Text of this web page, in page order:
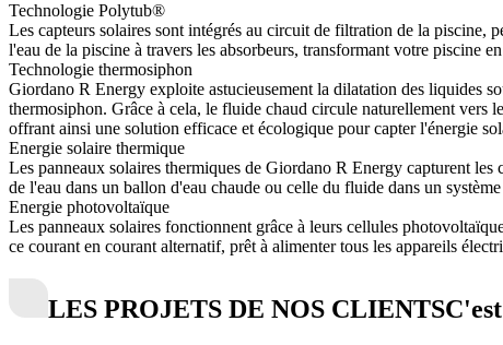
Technologie Polytub®
Les capteurs solaires sont intégrés au circuit de filtration de la piscine,
l'eau de la piscine à travers les absorbeurs, transformant votre piscine
Technologie thermosiphon
Giordano R Energy exploite astucieusement la dilatation des liquides
thermosiphon. Grâce à cela, le fluide chaud circule naturellement vers
offrant ainsi une solution efficace et écologique pour capter l'énergie
Energie solaire thermique
Les panneaux solaires thermiques de Giordano R Energy capturent
de l'eau dans un ballon d'eau chaude ou celle du fluide dans un
Energie photovoltaïque
Les panneaux solaires fonctionnent grâce à leurs cellules
ce courant en courant alternatif, prêt à alimenter tous les appareils
LES PROJETS DE NOS CLIENTS